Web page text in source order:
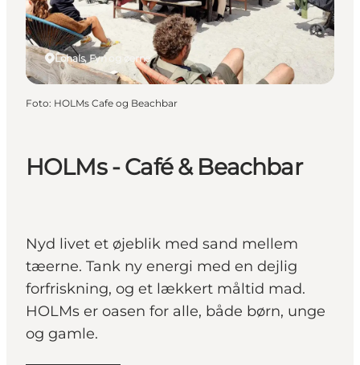
HOLMs - Café & Beachbar
Nyd livet et øjeblik med sand mellem
tæerne. Tank ny energi med en dejlig
forfriskning, og et lækkert måltid mad.
HOLMs er oasen for alle, både børn, unge
og gamle.
Lohals, Fyn og øerne
Foto: HOLMs Cafe og Beachbar